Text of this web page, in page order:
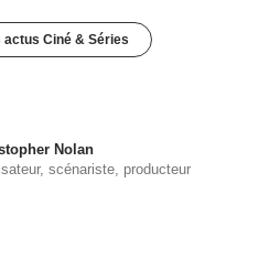
actus Ciné & Séries
Nolan
scénariste, producteur